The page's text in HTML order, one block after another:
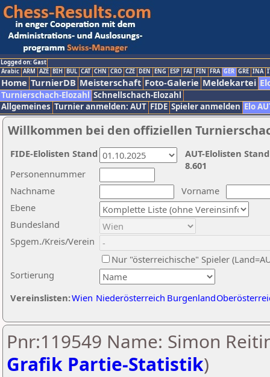
Logged on: Gast
Arabic ARM AZE BIH BUL CAT CHN CRO CZE DEN ENG ESP FAI FIN FRA GER GRE INA
Home TurnierDB Meisterschaft Foto-Galerie Meldekartei
Turnierschach-Elozahl Schnellschach-Elozahl
Allgemeines Turnier anmelden: AUT FIDE Spieler anmelden Elo
Willkommen bei den offiziellen
Nachname
Vorname
Ebene
Sortierung
Personennummer
Bundesland
Spgem./Kreis/Verein
Nur "österreichische" Spieler
Vereinslisten:Wien Niederösterreich Burgenland
AUT-Elolisten
8.601
FIDE-Elolisten Stand
Pnr:119549 Name: Simon
Grafik Partie-Statistik)